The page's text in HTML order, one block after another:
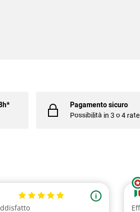
Pagamento sicuro
Possibilità in 3 o 4 rate